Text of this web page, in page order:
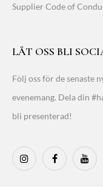
Supplier Code of
LÅT OSS BLI
Följ oss för de senaste
evenemang. Dela din
bli presenterad!